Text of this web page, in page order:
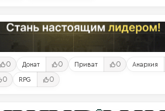
0 Донат 0 Приват 0 Анархия
0 RPG 0